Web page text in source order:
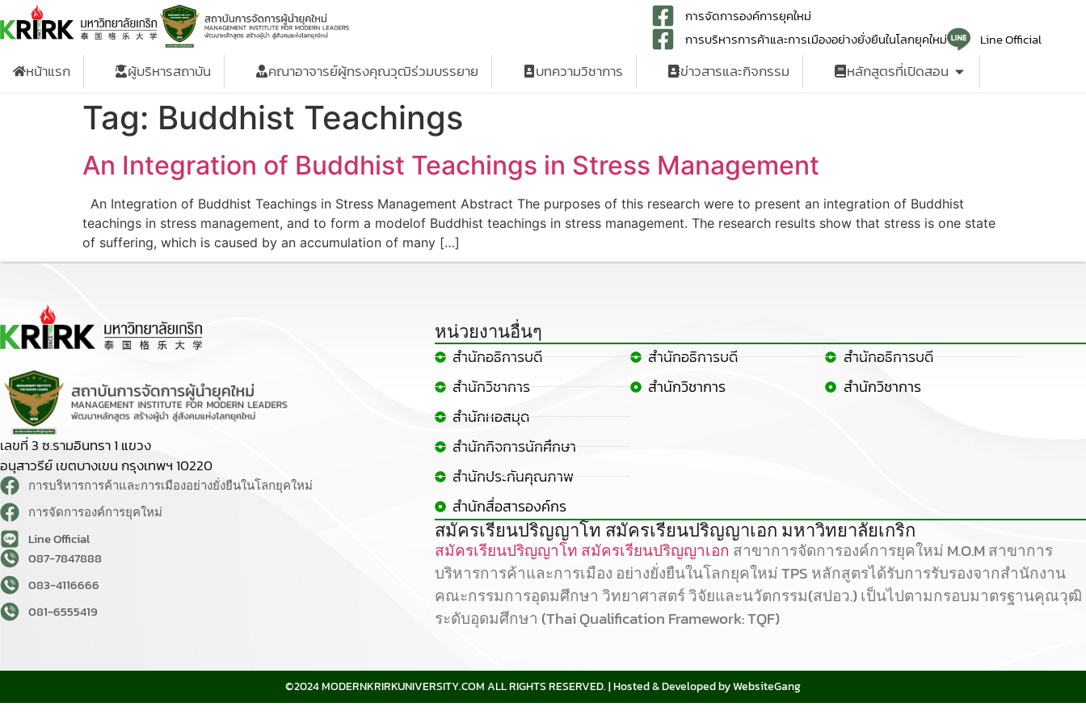
การจัดการองค์การยุคใหม่
การบริหารการค้าและการเมืองอย่างยั่งยืนในโลกยุคใหม่
Line Official
หน้าแรก ผู้บริหารสถาบัน คณาอาจารย์ผู้ทรงคุณวุฒิร่วมบรรยาย บทความวิชาการ ข่าวสารและกิจกรรม หลักสูตรที่เปิดสอน
Tag: Buddhist Teachings
An Integration of Buddhist Teachings in Stress Management
An Integration of Buddhist Teachings in Stress Management Abstract The purposes of this research were to present an integration of Buddhist
teachings in stress management, and to form a modelof Buddhist teachings in stress management. The research results show that stress is one state
of suffering, which is caused by an accumulation of many […]
เลขที่ 3 ซ.รามอินทรา 1 แขวง
อนุสาวรีย์ เขตบางเขน กรุงเทพฯ 10220
การบริหารการค้าและการเมืองอย่างยั่งยืนในโลกยุคใหม่
การจัดการองค์การยุคใหม่
Line Official
087-7847888
083-4116666
081-6555419
หน่วยงานอื่นๆ
สำนักอธิการบดี
สำนักวิชาการ
สำนักหอสมุด
สำนักกิจการนักศึกษา
สำนักประกันคุณภาพ
สำนักสื่อสารองค์กร
สำนักอธิการบดี
สำนักวิชาการ
สำนักอธิการบดี
สำนักวิชาการ
สมัครเรียนปริญญาโท สมัครเรียนปริญญาเอก มหาวิทยาลัยเกริก
สมัครเรียนปริญญาโท สมัครเรียนปริญญาเอก สาขาการจัดการองค์การยุคใหม่ M.O.M สาขาการ
บริหารการค้าและการเมือง อย่างยั่งยืนในโลกยุคใหม่ TPS หลักสูตรได้รับการรับรองจากสำนักงาน
คณะกรรมการอุดมศึกษา วิทยาศาสตร์ วิจัยและนวัตกรรม(สปอว.) เป็นไปตามกรอบมาตรฐานคุณวุฒิ
ระดับอุดมศึกษา (Thai Qualification Framework: TQF)
©2024 MODERNKRIRKUNIVERSITY.COM ALL RIGHTS RESERVED. | Hosted & Developed by WebsiteGang